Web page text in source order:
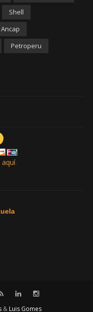
Shell
Ancap
Petroperu
aquí.
& Luis Gomes